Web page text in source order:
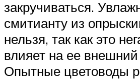
закручиваться.
смитианту из
нельзя, так как это
влияет на ее
Опытные цветоводы